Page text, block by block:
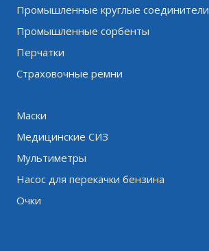
Промышленные круглые соединители
Промышленные сорбенты
Перчатки
Страховочные ремни
Маски
Медицинские СИЗ
Мультиметры
Насос для перекачки бензина
Очки